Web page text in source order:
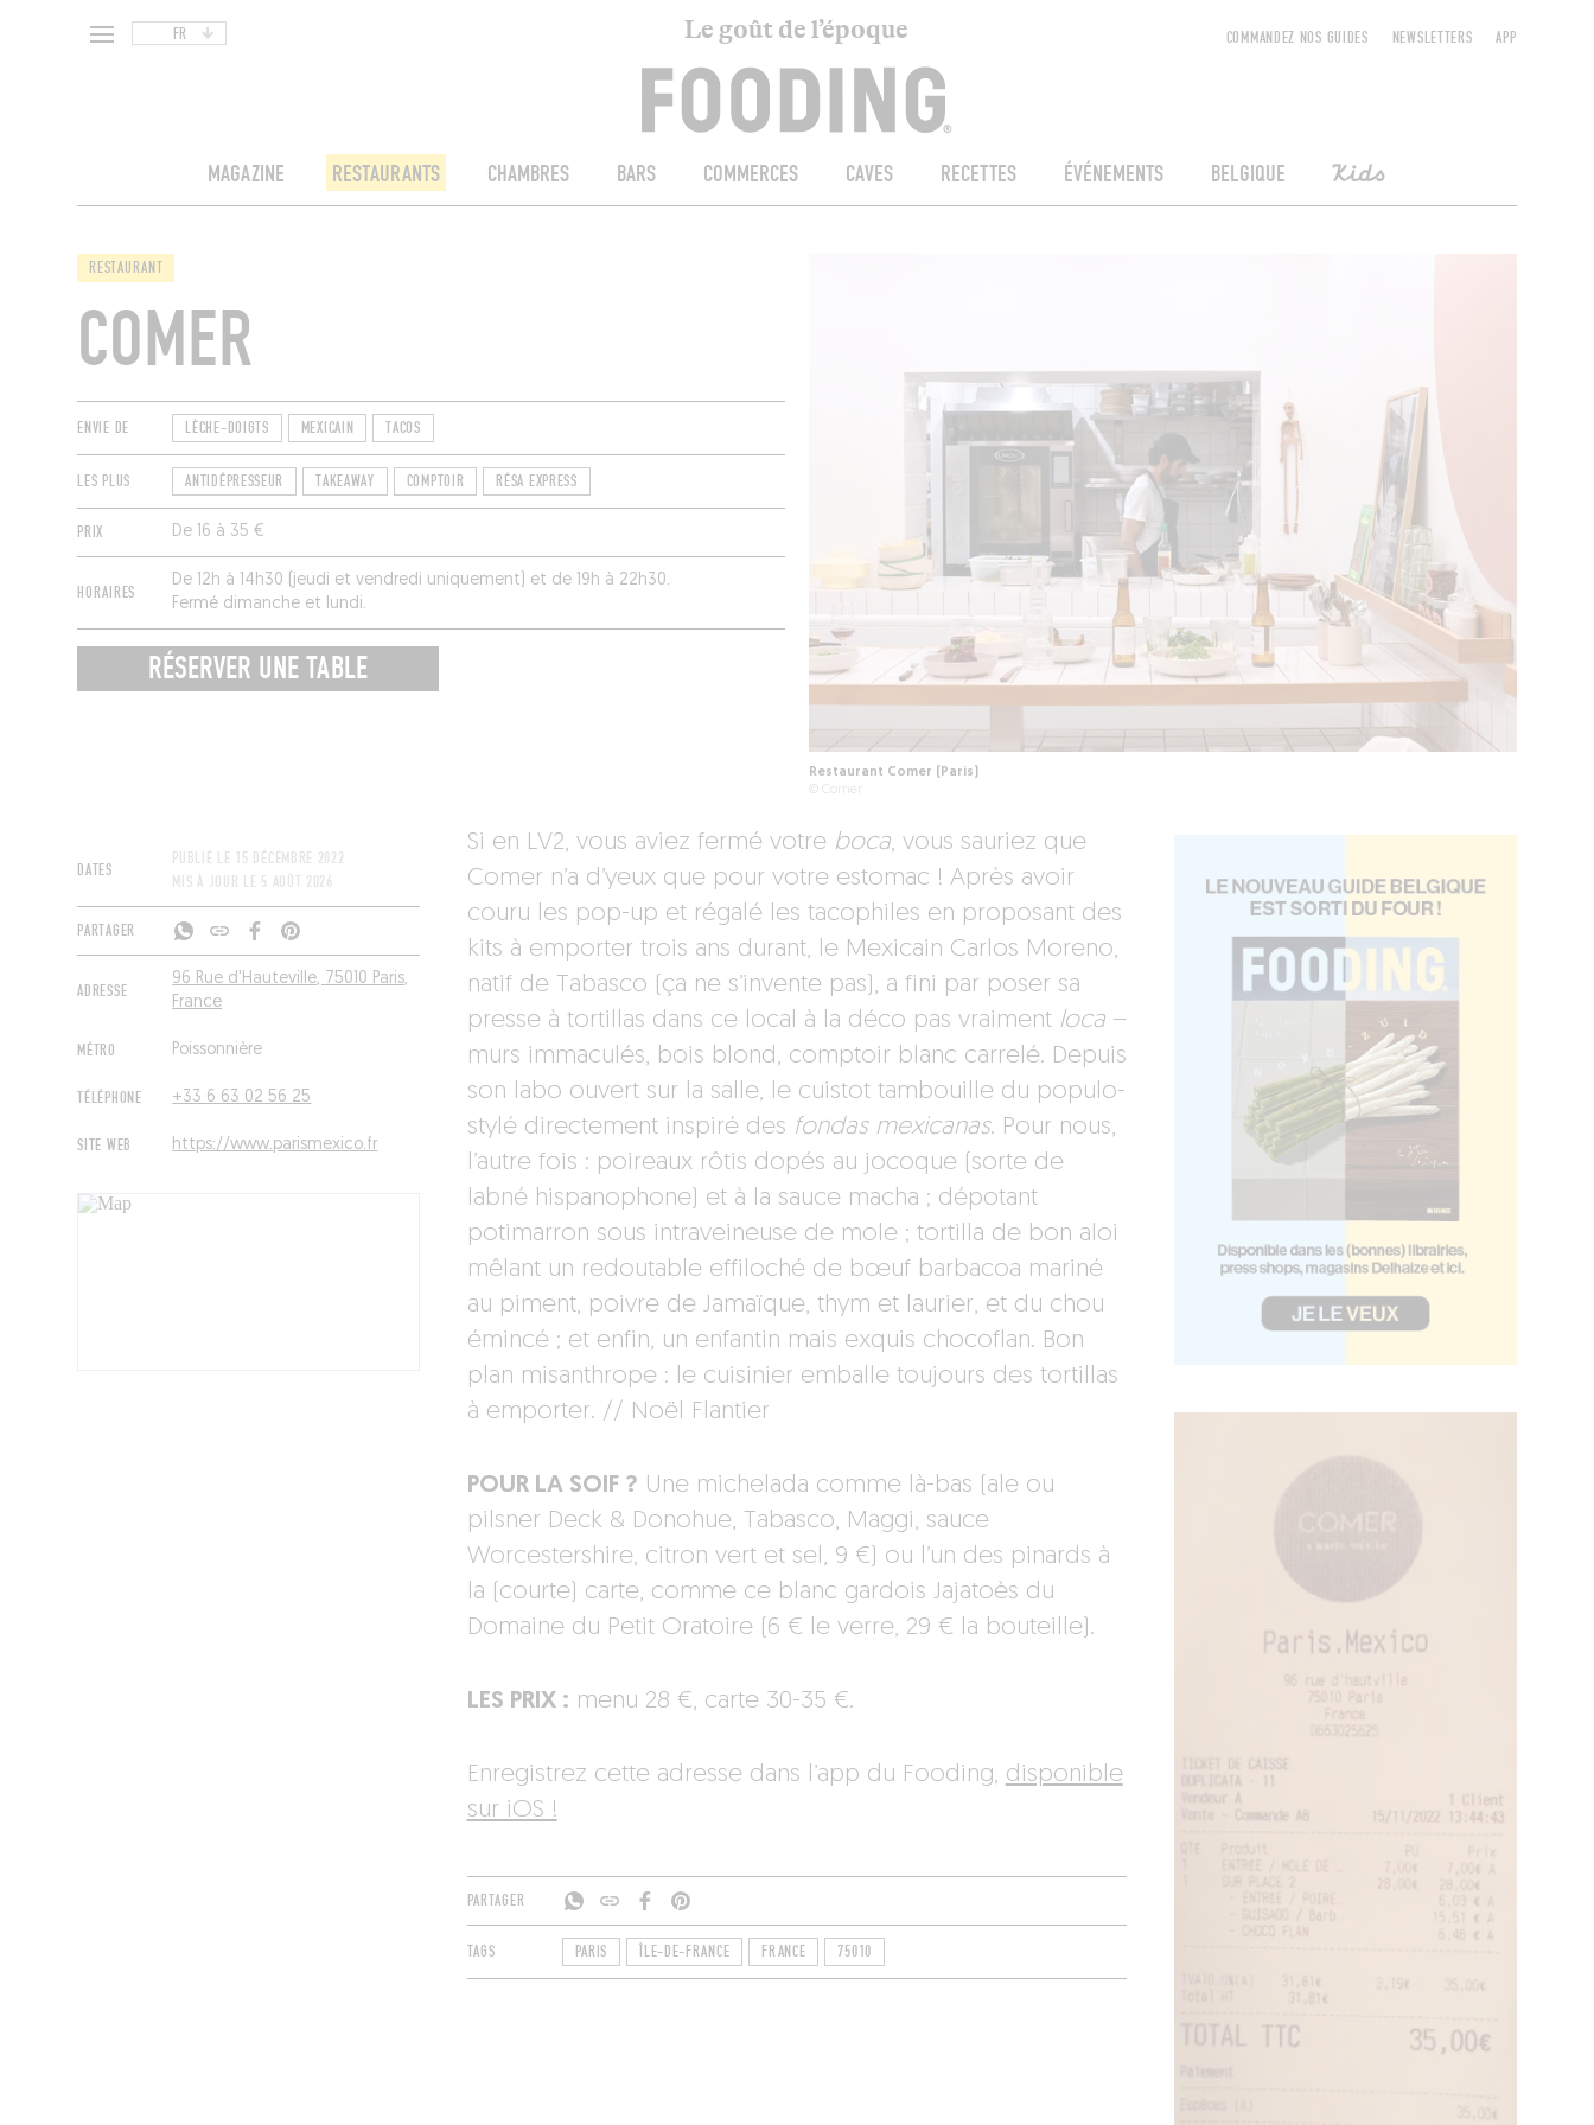
FR Le goût de l’époque
MAGAZINE RESTAURANTS CHAMBRES BARS COMMERCES CAVES RECETTES ÉVÉNEMENTS BELGIQUE Kids
COMMANDEZ NOS GUIDES NEWSLETTERS APP
RESTAURANT
COMER
ENVIE DE LÈCHE-DOIGTS MEXICAIN TACOS
LES PLUS ANTIDÉPRESSEUR TAKEAWAY COMPTOIR RÉSA EXPRESS
PRIX De 16 à 35 €
HORAIRES
De 12h à 14h30 (jeudi et vendredi uniquement) et de 19h à 22h30.
Fermé dimanche et lundi.
RÉSERVER UNE TABLE
Restaurant Comer (Paris)
© Comer
DATES
PUBLIÉ LE
15 DÉCEMBRE 2022
MIS À JOUR LE 5 AOÛT 2026
PARTAGER
ADRESSE
96 Rue d'Hauteville, 75010 Paris,
France
MÉTRO Poissonnière
TÉLÉPHONE +33 6 63 02 56 25
SITE WEB https://www.parismexico.fr
Si en LV2, vous aviez fermé votre boca, vous sauriez que
Comer n’a d’yeux que pour votre estomac ! Après avoir
couru les pop-up et régalé les tacophiles en proposant des
kits à emporter trois ans durant, le Mexicain Carlos Moreno,
natif de Tabasco (ça ne s’invente pas), a fini par poser sa
presse à tortillas dans ce local à la déco pas vraiment loca–
murs immaculés, bois blond, comptoir blanc carrelé. Depuis
son labo ouvert sur la salle, le cuistot tambouille du populo-
stylé directement inspiré des fondas mexicanas. Pour nous,
l’autre fois : poireaux rôtis dopés au jocoque (sorte de
labné hispanophone) et à la sauce macha ; dépotant
potimarron sous intraveineuse de mole ; tortilla de bon aloi
mêlant un redoutable effiloché de bœuf barbacoa mariné
au piment, poivre de Jamaïque, thym et laurier, et du chou
émincé ; et enfin, un enfantin mais exquis chocoflan. Bon
plan misanthrope : le cuisinier emballe toujours des tortillas
à emporter. // Noël Flantier
POUR LA SOIF ? Une michelada comme là-bas (ale ou
pilsner Deck & Donohue, Tabasco, Maggi, sauce
Worcestershire, citron vert et sel, 9 €) ou l’un des pinards à
la (courte) carte, comme ce blanc gardois Jajatoès du
Domaine du Petit Oratoire (6 € le verre, 29 € la bouteille).
LES PRIX : menu 28 €, carte 30-35 €.
Enregistrez cette adresse dans l’app du Fooding, disponible
sur iOS !
PARTAGER
TAGS PARIS ÎLE-DE-FRANCE FRANCE 75010